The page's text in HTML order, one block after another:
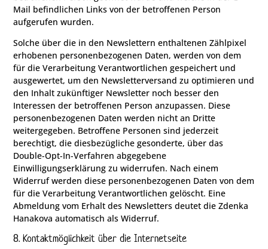
Mail befindlichen Links von der betroffenen Person
aufgerufen wurden.
Solche über die in den Newslettern enthaltenen Zählpixel
erhobenen personenbezogenen Daten, werden von dem
für die Verarbeitung Verantwortlichen gespeichert und
ausgewertet, um den Newsletterversand zu optimieren und
den Inhalt zukünftiger Newsletter noch besser den
Interessen der betroffenen Person anzupassen. Diese
personenbezogenen Daten werden nicht an Dritte
weitergegeben. Betroffene Personen sind jederzeit
berechtigt, die diesbezügliche gesonderte, über das
Double-Opt-In-Verfahren abgegebene
Einwilligungserklärung zu widerrufen. Nach einem
Widerruf werden diese personenbezogenen Daten von dem
für die Verarbeitung Verantwortlichen gelöscht. Eine
Abmeldung vom Erhalt des Newsletters deutet die Zdenka
Hanakova automatisch als Widerruf.
8. Kontaktmöglichkeit über die Internetseite